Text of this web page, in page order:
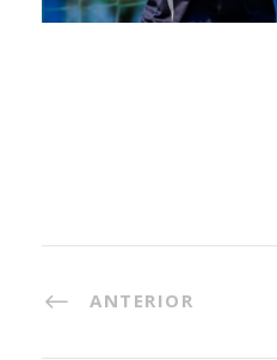
ANTERIOR